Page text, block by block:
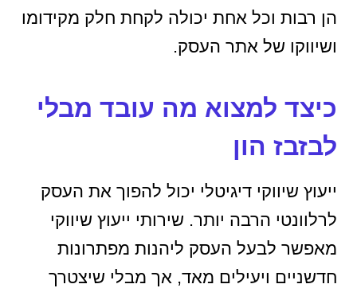
הן רבות וכל אחת יכולה לקחת חלק מקידומו
ושיווקו של אתר העסק.
כיצד למצוא מה עובד מבלי
לבזבז הון
ייעוץ שיווקי דיגיטלי יכול להפוך את העסק
לרלוונטי הרבה יותר. שירותי ייעוץ שיווקי
מאפשר לבעל העסק ליהנות מפתרונות
חדשניים ויעילים מאד, אך מבלי שיצטרך